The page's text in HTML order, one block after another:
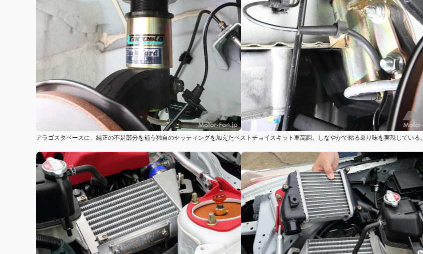
アラゴスタベースに、純正の不足部分を補う独自のセッティングを加えたベストチョイスキット車高調。しなやかで粘る乗り味を実現している。